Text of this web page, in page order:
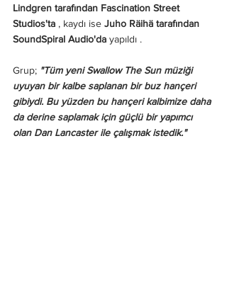
Lindgren tarafından Fascination Street
Studios'ta , kaydı ise Juho Räihä tarafından
SoundSpiral Audio'da yapıldı .
Grup; "Tüm yeni Swallow The Sun müziği
uyuyan bir kalbe saplanan bir buz hançeri
gibiydi. Bu yüzden bu hançeri kalbimize daha
da derine saplamak için güçlü bir yapımcı
olan Dan Lancaster ile çalışmak istedik."